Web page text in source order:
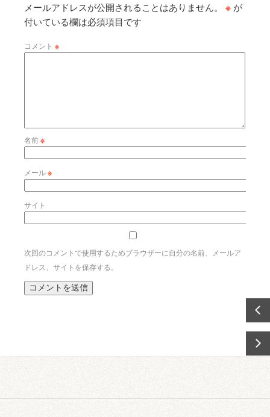
メールアドレスが公開されることはありません。 ※ が
付いている欄は必須項目です
コメント ※
名前※
メール※
サイト
次回のコメントで使用するためブラウザーに自分の名前、メールア
ドレス、サイトを保存する。